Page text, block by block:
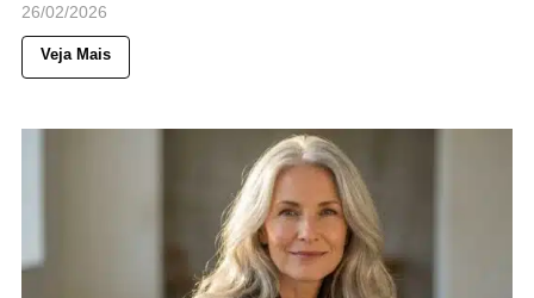
26/02/2026
Veja Mais